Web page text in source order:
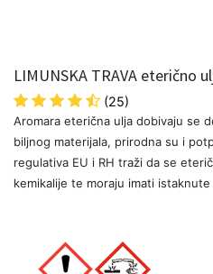
LIMUNSKA TRAVA eterično
(25)
Aromara eterična ulja dobivaju se
biljnog materijala, prirodna su i
regulativa EU i RH traži da se
kemikalije te moraju imati